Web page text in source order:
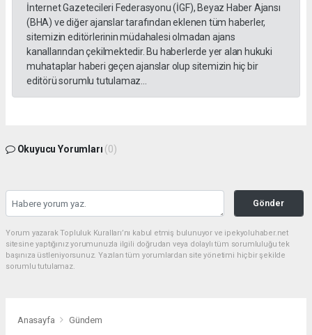
İnternet Gazetecileri Federasyonu (İGF), Beyaz Haber Ajansı
(BHA) ve diğer ajanslar tarafından eklenen tüm haberler,
sitemizin editörlerinin müdahalesi olmadan ajans
kanallarından çekilmektedir. Bu haberlerde yer alan hukuki
muhataplar haberi geçen ajanslar olup sitemizin hiç bir
editörü sorumlu tutulamaz...
Okuyucu Yorumları (0)
Gönder
Yorum yazarak Topluluk Kuralları’nı kabul etmiş bulunuyor ve ipekyoluhaber.net
sitesine yaptığınız yorumunuzla ilgili doğrudan veya dolaylı tüm sorumluluğu tek
başınıza üstleniyorsunuz. Yazılan tüm yorumlardan site yönetimi hiçbir şekilde
sorumlu tutulamaz.
Anasayfa Gündem